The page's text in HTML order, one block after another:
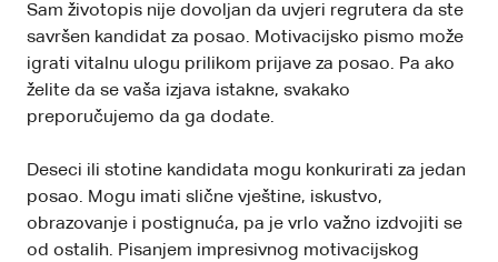
Sam životopis nije dovoljan da uvjeri regrutera da ste
savršen kandidat za posao. Motivacijsko pismo može
igrati vitalnu ulogu prilikom prijave za posao. Pa ako
želite da se vaša izjava istakne, svakako
preporučujemo da ga dodate.
Deseci ili stotine kandidata mogu konkurirati za jedan
posao. Mogu imati slične vještine, iskustvo,
obrazovanje i postignuća, pa je vrlo važno izdvojiti se
od ostalih. Pisanjem impresivnog motivacijskog